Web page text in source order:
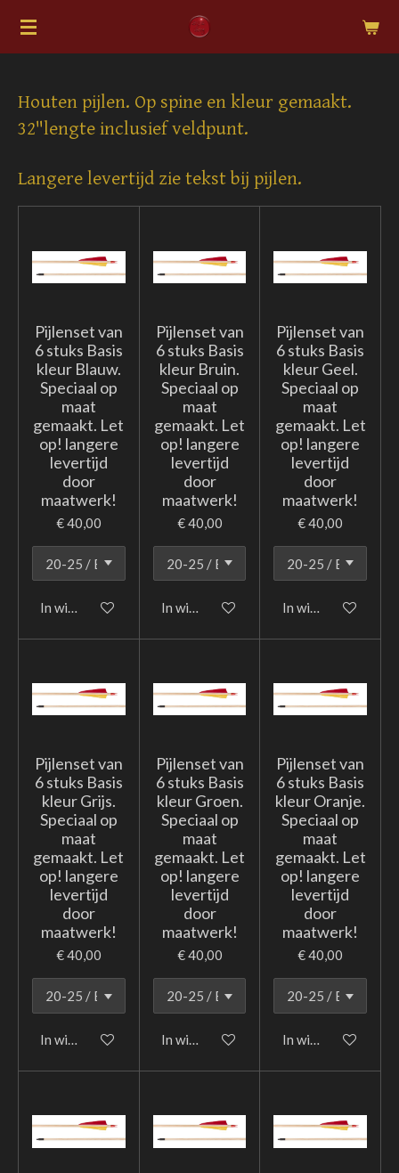
Ga
hoofdinhoud
Houten pijlen. Op spine en kleur gemaakt.
32"lengte inclusief veldpunt.
Langere levertijd zie tekst bij pijlen.
Pijlenset van
6 stuks Basis
kleur Blauw.
Speciaal op
maat
gemaakt. Let
op! langere
levertijd
door
maatwerk!
€ 40,00
In winkelwagen
Pijlenset van
6 stuks Basis
kleur Bruin.
Speciaal op
maat
gemaakt. Let
op! langere
levertijd
door
maatwerk!
€ 40,00
In winkelwagen
Pijlenset van
6 stuks Basis
kleur Geel.
Speciaal op
maat
gemaakt. Let
op! langere
levertijd
door
maatwerk!
€ 40,00
In winkelwagen
Pijlenset van
6 stuks Basis
kleur Grijs.
Speciaal op
maat
gemaakt. Let
op! langere
levertijd
door
maatwerk!
€ 40,00
In winkelwagen
Pijlenset van
6 stuks Basis
kleur Groen.
Speciaal op
maat
gemaakt. Let
op! langere
levertijd
door
maatwerk!
€ 40,00
In winkelwagen
Pijlenset van
6 stuks Basis
kleur Oranje.
Speciaal op
maat
gemaakt. Let
op! langere
levertijd
door
maatwerk!
€ 40,00
In winkelwagen